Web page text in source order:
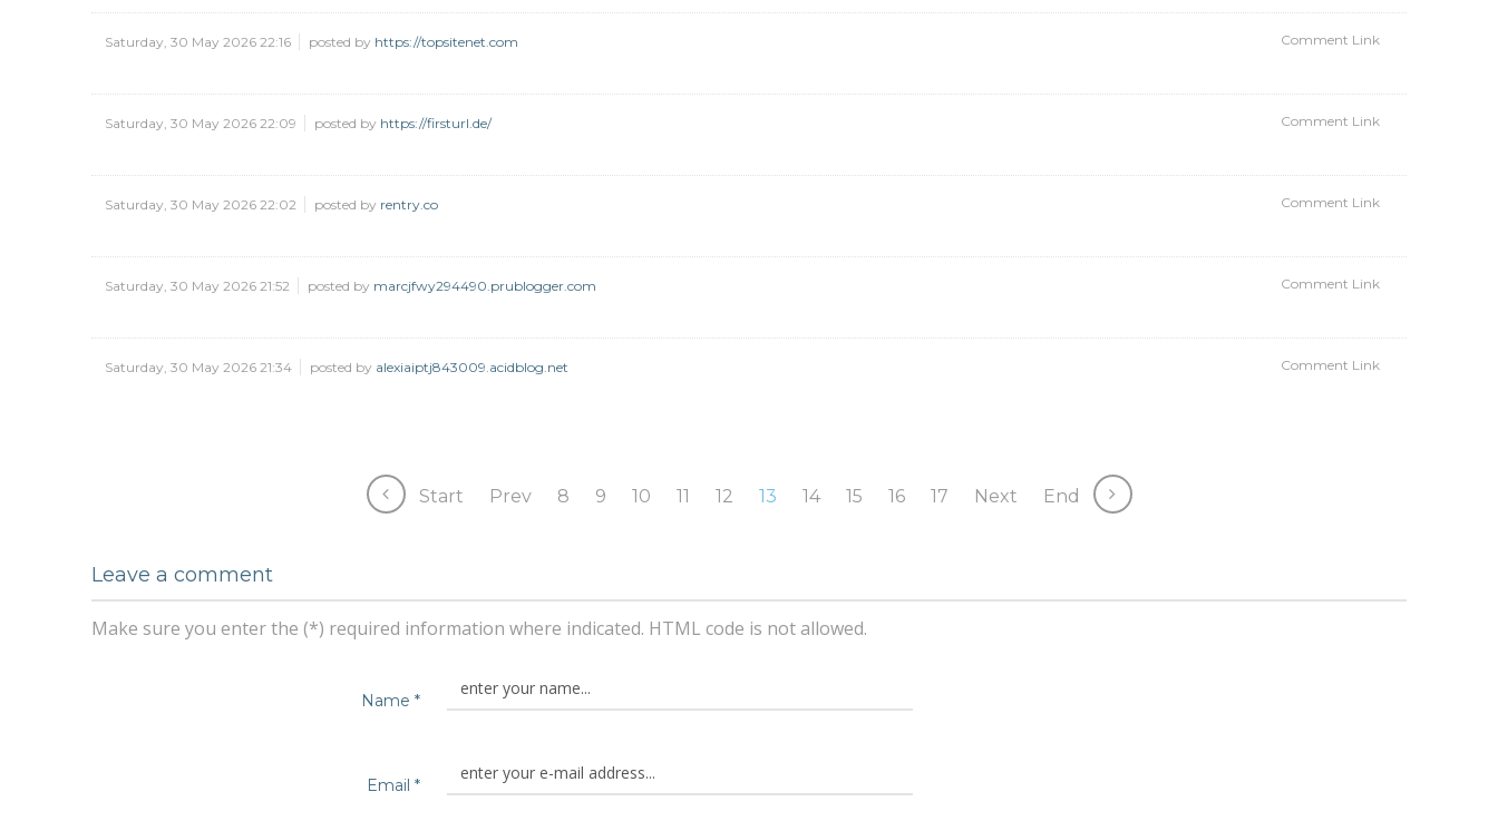
Saturday, 30 May 2026 22:16 posted by https://topsitenet.com Comment Link
Saturday, 30 May 2026 22:09 posted by https://firsturl.de/ Comment Link
Saturday, 30 May 2026 22:02 posted by rentry.co Comment Link
Saturday, 30 May 2026 21:52 posted by marcjfwy294490.prublogger.com Comment Link
Saturday, 30 May 2026 21:34 posted by alexiaiptj843009.acidblog.net Comment Link
Start Prev 8 9 10 11 12 13 14 15 16 17 Next End
Leave a comment
Make sure you enter the (*) required information where indicated. HTML code is not allowed.
Name *
Email *